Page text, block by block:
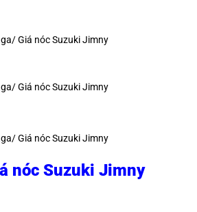
nóc Suzuki Jimny